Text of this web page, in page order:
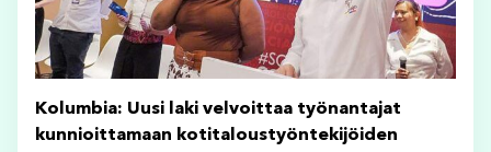
Kolumbia: Uusi laki velvoittaa työnantajat
kunnioittamaan kotitaloustyöntekijöiden